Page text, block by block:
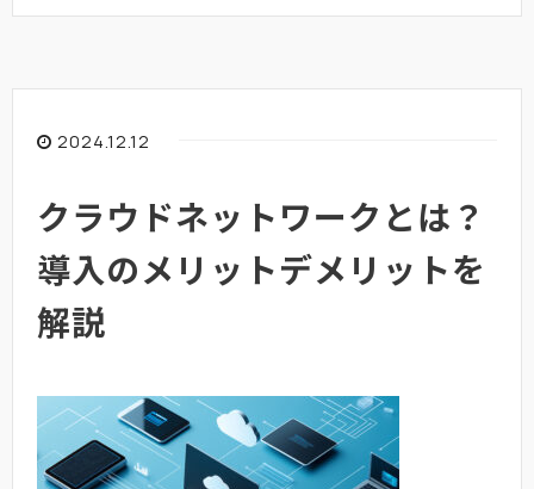
2024.12.12
クラウドネットワークとは？
導入のメリットデメリットを
解説